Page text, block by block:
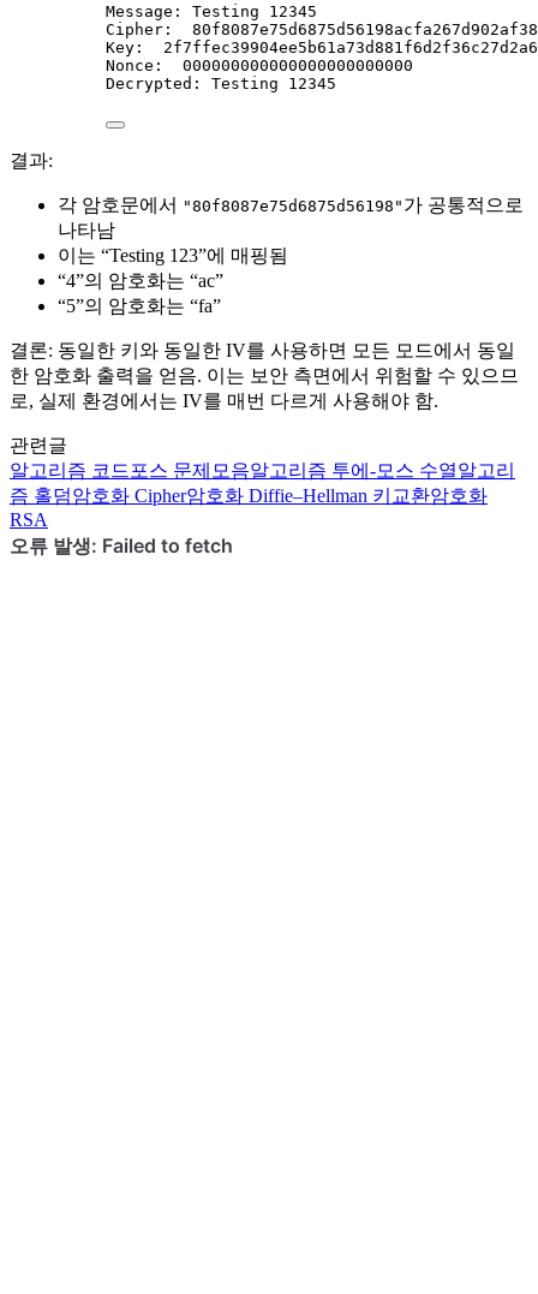
Message : Testing 12345
Cipher :
Key :
Nonce : 000000000000000000000000
Decrypted : Testing 12345
결과:
각 암호문에서 "80f8087e75d6875d56198" 가 공통적으로
나타남
이는 “Testing 123”에 매핑됨
“4”의 암호화는 “ac”
“5”의 암호화는 “fa”
결론: 동일한 키와 동일한 IV를 사용하면 모든 모드에서 동일
한 암호화 출력을 얻음. 이는 보안 측면에서 위험할 수 있으므
로, 실제 환경에서는 IV를 매번 다르게 사용해야 함.
관련글
알고리즘 코드포스 문제모음알고리즘 투에-모스 수열알고리
즘 홀덤암호화 Cipher암호화 Diffie–Hellman 키교환암호화
RSA